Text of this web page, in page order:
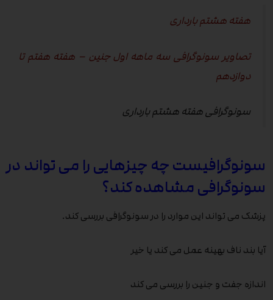
هفته هشتم بارداری
تصاویر سونوگرافی سه ماهه اول جنین – هفته هفتم تا
دوازدهم
سونوگرافی هفته هشتم بارداری
سونوگرافیست چه چیزهایی را می تواند در
سونوگرافی مشاهده کند؟
پزشک می تواند این موارد را در سونوگرافی بررسی کند.
آیا بند ناف بهینه عمل می کند یا خیر
اندازه جفت و جنین را بررسی می کند